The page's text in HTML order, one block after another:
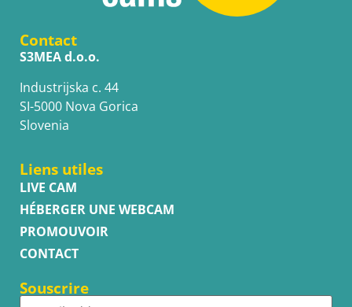
Contact
S3MEA d.o.o.
Industrijska c. 44
SI-5000 Nova Gorica
Slovenia
Liens utiles
LIVE CAM
HÉBERGER UNE WEBCAM
PROMOUVOIR
CONTACT
Souscrire